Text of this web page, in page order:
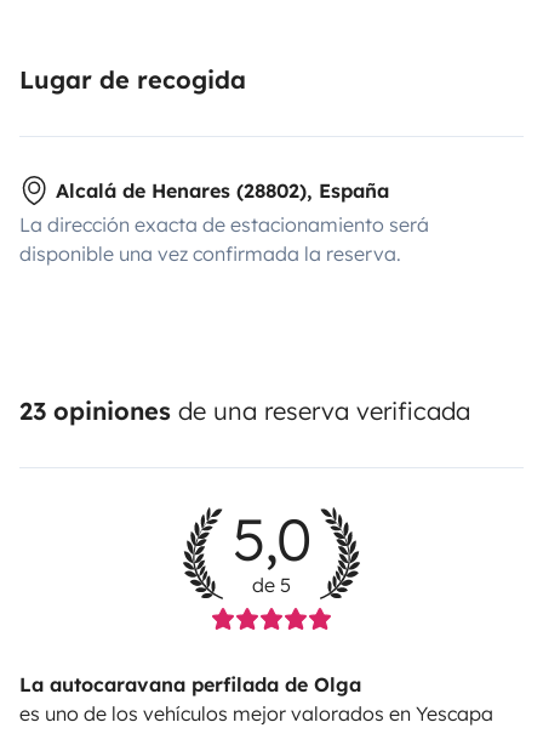
Lugar de recogida
Alcalá de Henares (28802), España
La dirección exacta de estacionamiento será
disponible una vez confirmada la reserva.
23 opiniones de una reserva verificada
5,0
de 5
La autocaravana perfilada de Olga
es uno de los vehículos mejor valorados en Yescapa